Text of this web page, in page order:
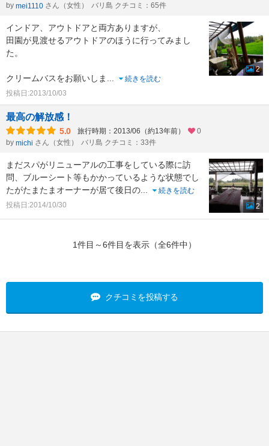
by mei1110 さん（女性） バリ島 クチコミ：65件
インドア、アウトドアと両方ありますが、
田園が見渡せるアウトドアのほうに行ってみまし
た。
クリームバスをお願いしま ...
続きを読む
投稿日:2013/10/03
2
最高の解放感！
5.0 旅行時期：2013/06（約13年前）
0
by michi さん（女性） バリ島 クチコミ：33件
まだスパがリニューアルの工事をしている際に訪
問、ブルーシート等もかかっているような状態でし
たがたまたまオーナーが居て後日の...
続きを読む
投稿日:2014/10/30
2
1件目～6件目を表示（全6件中）
クチコミを投稿する